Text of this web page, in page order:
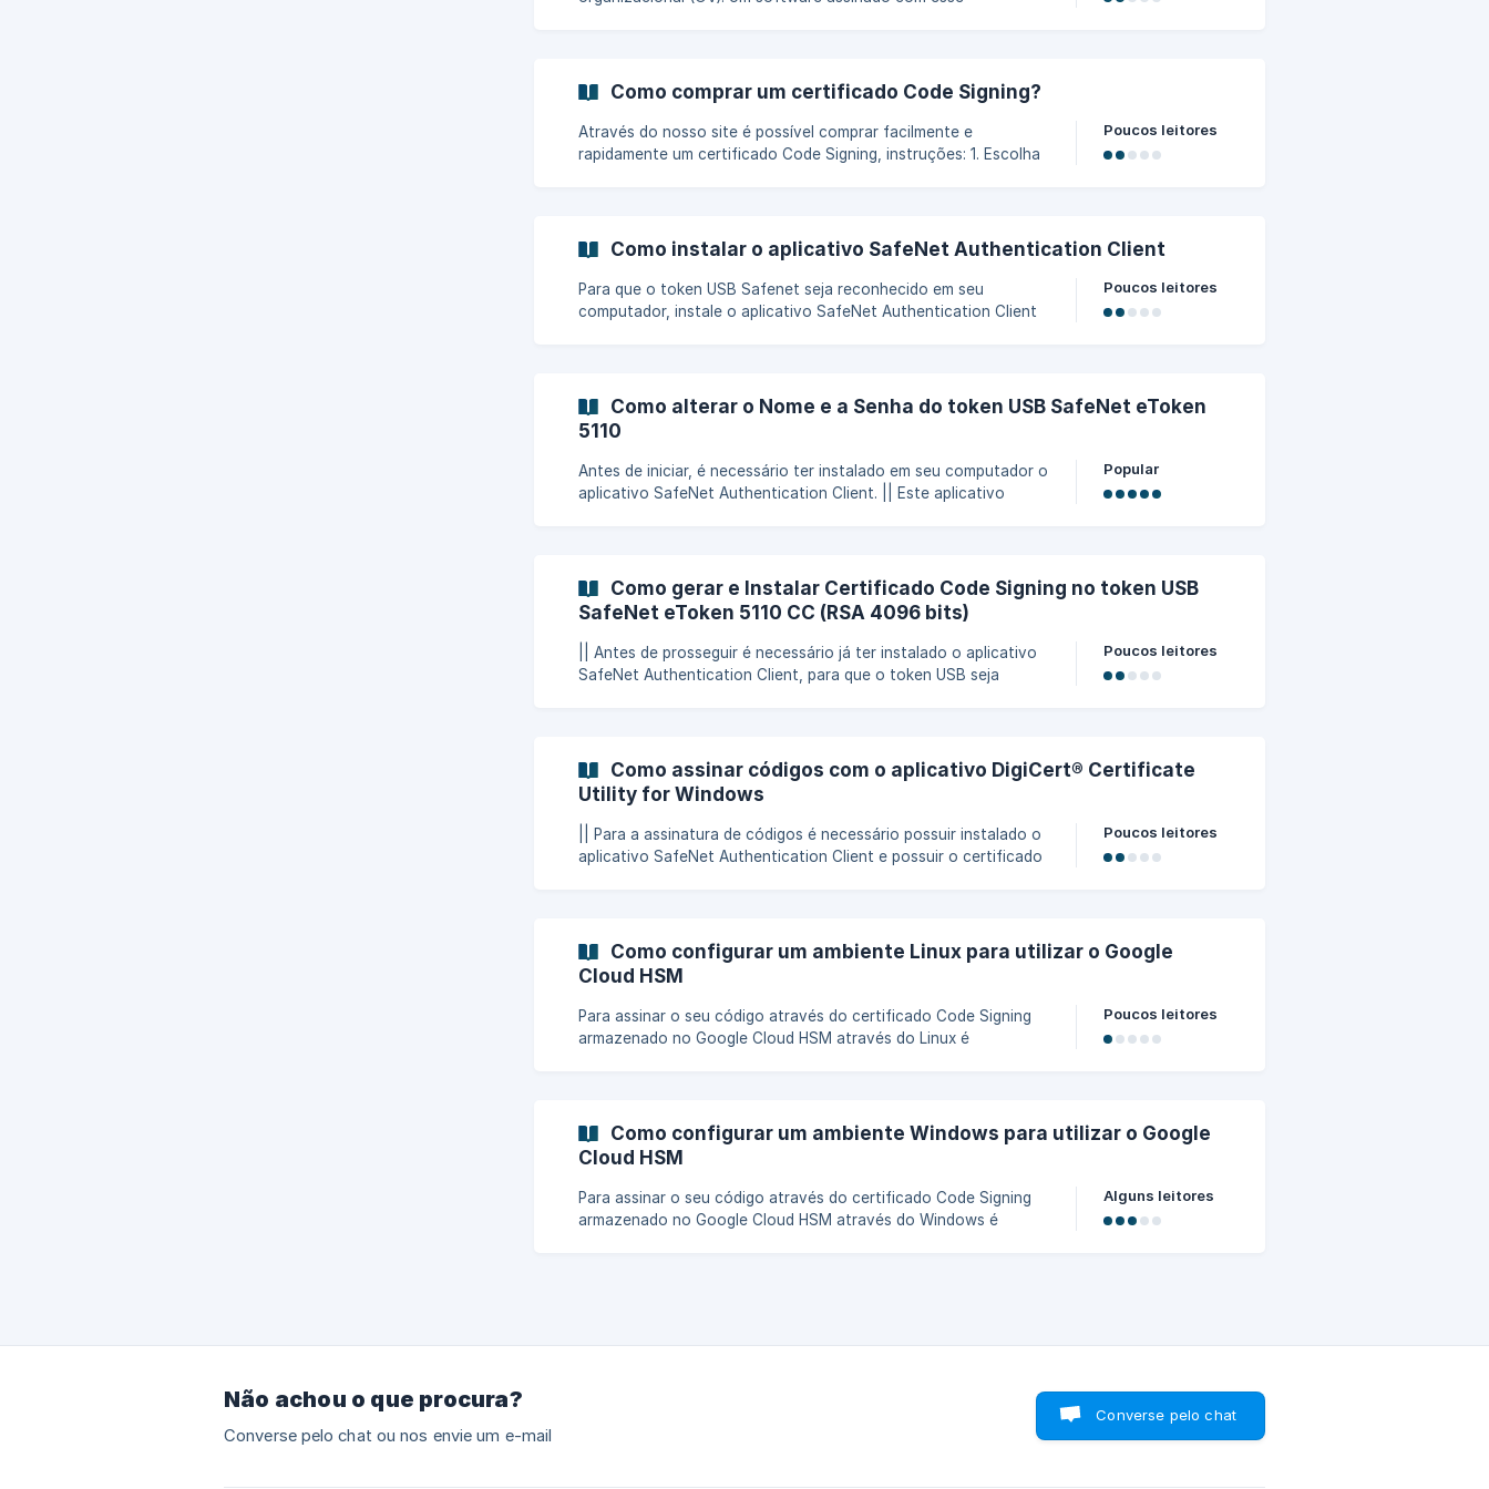
do software será construída organicamente à medida que os
downloads e instalação do software aumentarem. Assinatura de
Código EV Certificado Code Signing de validação extendida (EV).
Um software assi
Como comprar um certificado Code Signing?
Através do nosso site é possível comprar facilmente e
rapidamente um certificado Code Signing, instruções: 1. Escolha
Escolha o ciclo de pagamento O certificado
Poucos leitores
Como instalar o aplicativo SafeNet Authentication Client
Para que o token USB Safenet seja reconhecido em seu
computador, instale o aplicativo SafeNet Authentication Client
Poucos leitores
Como alterar o Nome e a Senha do token USB SafeNet eToken
5110
Antes de iniciar, é necessário ter instalado em seu computador o
aplicativo SafeNet Authentication Client. || Este aplicativo
SafeNet Authentication Client 1. Como renomear seu Token
Conecte seu token ao computador.
Popular
Como gerar e Instalar Certificado Code Signing no token USB
SafeNet eToken 5110 CC (RSA 4096 bits)
|| Antes de prosseguir é necessário já ter instalado o aplicativo
SafeNet Authentication Client, para que o token USB seja
sistema operacional Windows: [clique aqui para baixar o
aplicativo DigiCert Hardware Certificate Installer]
Poucos leitores
Como assinar códigos com o aplicativo DigiCert® Certificate
Utility for Windows
|| Para a assinatura de códigos é necessário possuir instalado o
aplicativo SafeNet Authentication Client e possuir o certificado
Poucos leitores
Como configurar um ambiente Linux para utilizar o Google
Cloud HSM
Para assinar o seu código através do certificado Code Signing
armazenado no Google Cloud HSM através do Linux é
sudo apt-get install libengine-pkcs11-openssl opensc ** Criar um
arquivo de configuração YAML para localizar
Poucos leitores
Como configurar um ambiente Windows para utilizar o Google
Cloud HSM
Para assinar o seu código através do certificado Code Signing
armazenado no Google Cloud HSM através do Windows é
Alguns leitores
Não achou o que procura?
Converse pelo chat ou nos envie um e-mail
Converse pelo chat